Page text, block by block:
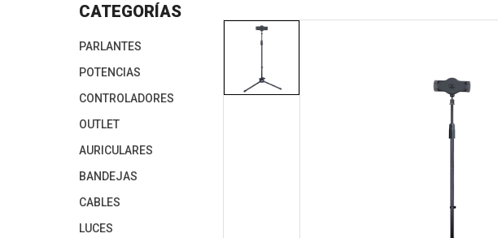
CATEGORÍAS
PARLANTES
POTENCIAS
CONTROLADORES
OUTLET
AURICULARES
BANDEJAS
CABLES
LUCES